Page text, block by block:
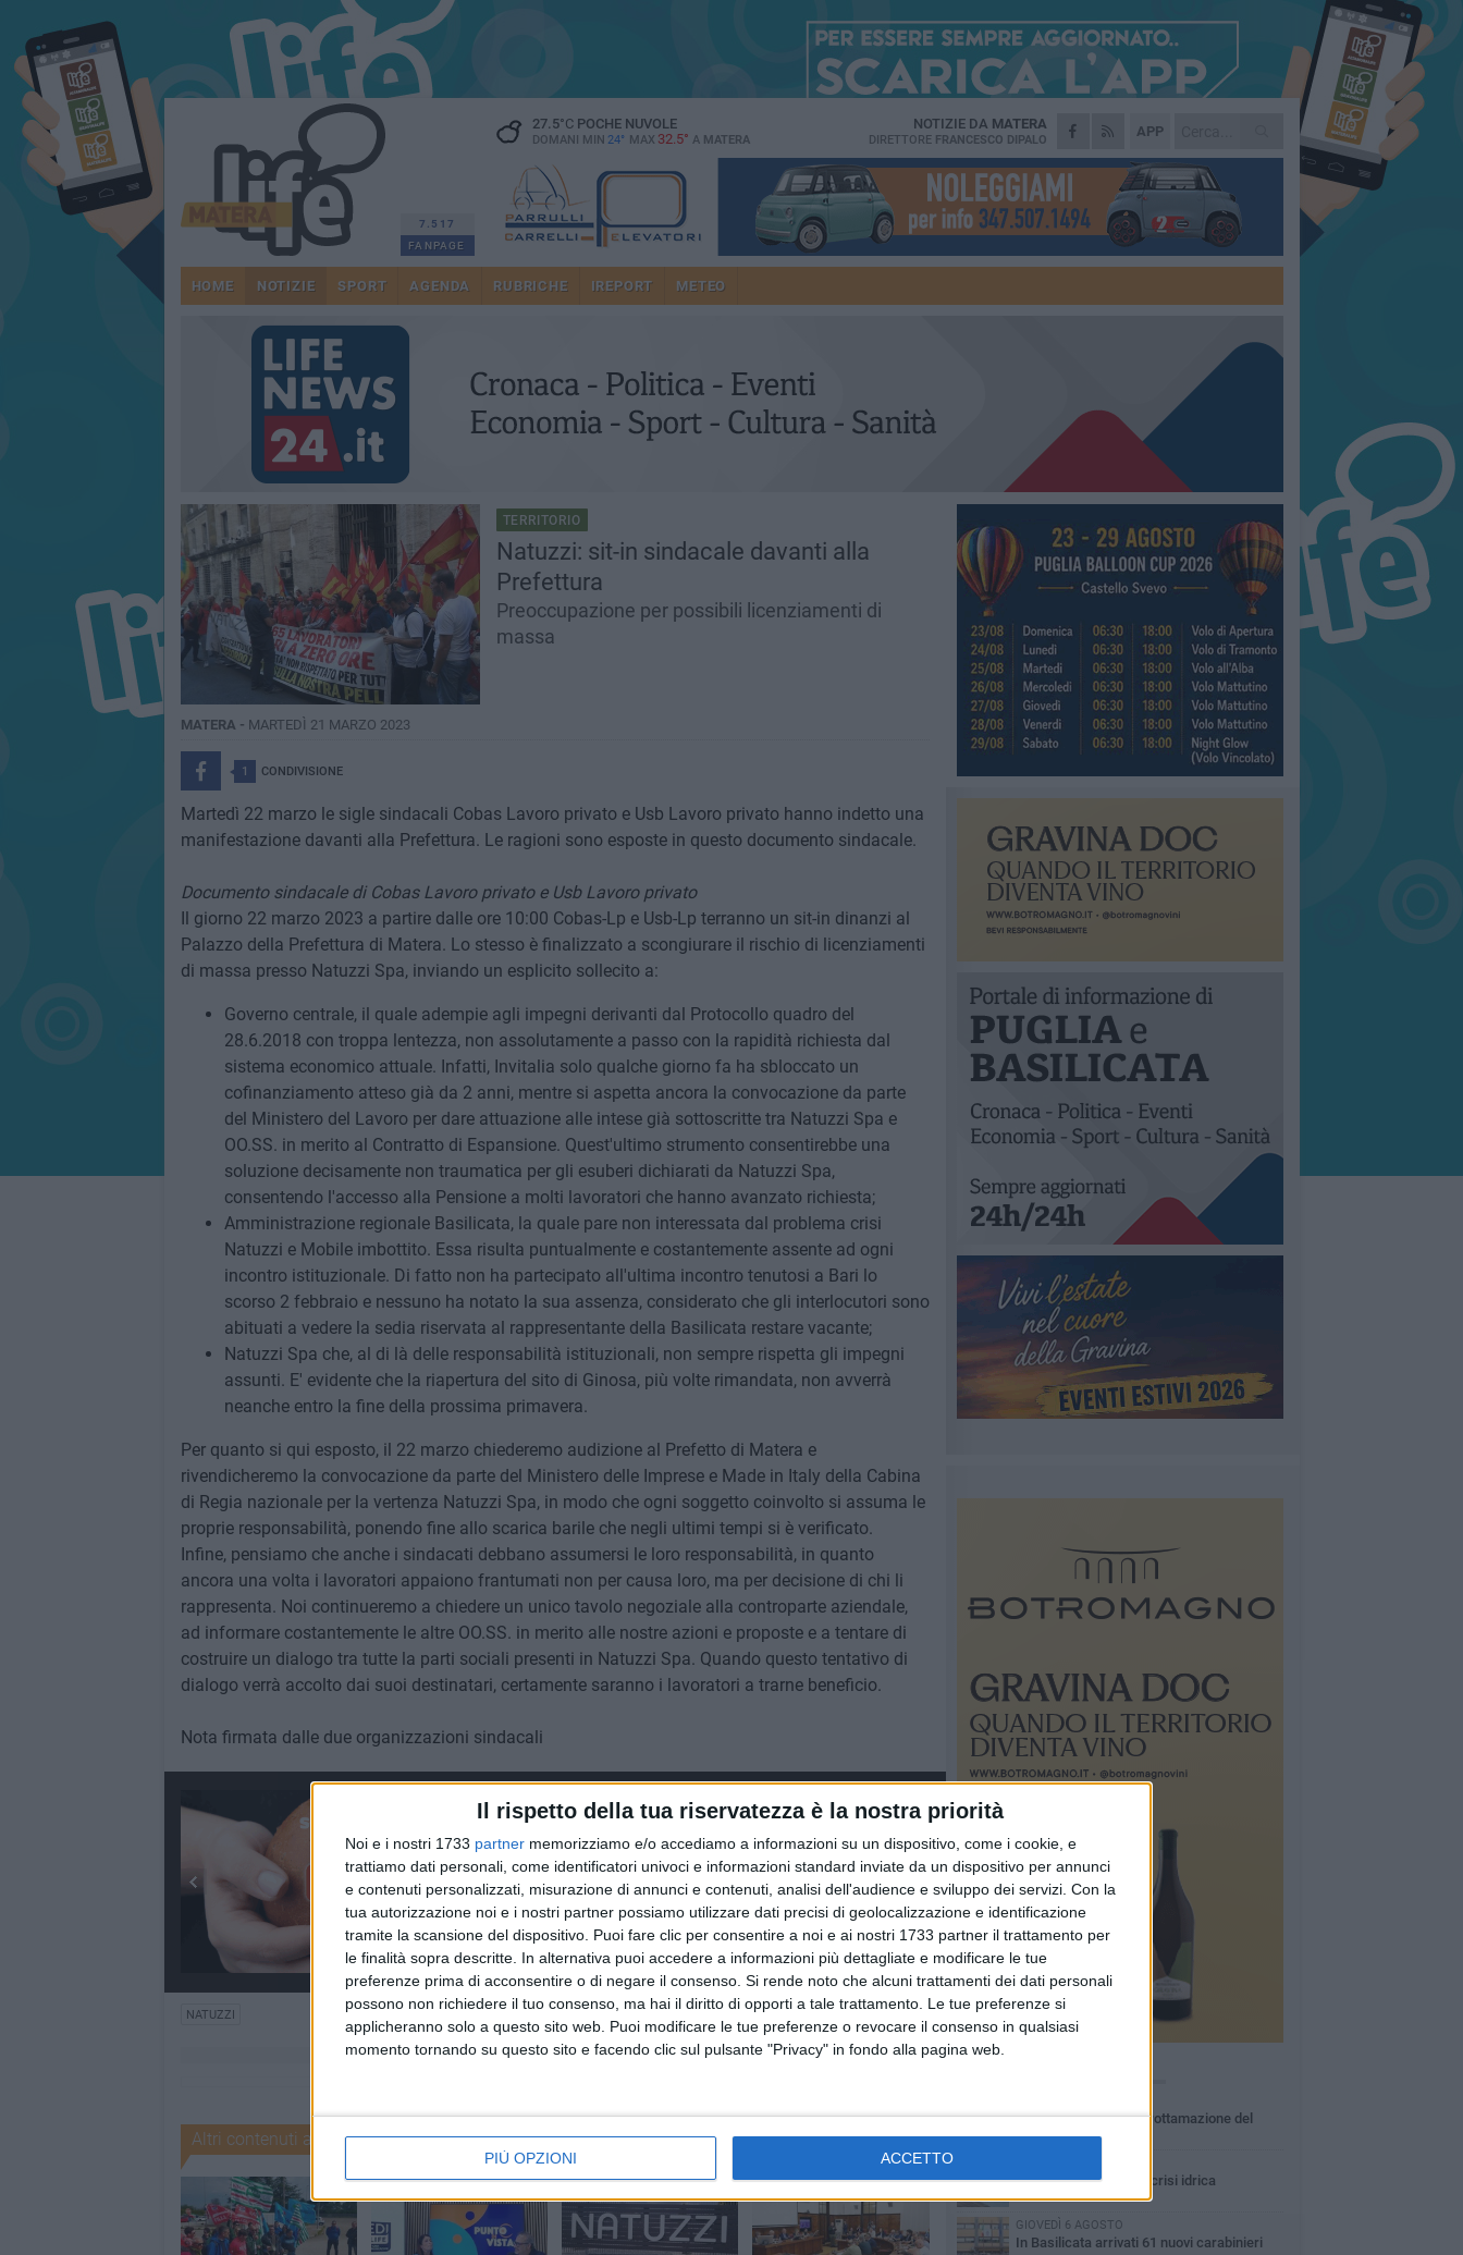
Il rispetto della tua riservatezza è la nostra priorità
Noi e i nostri 1733 partner memorizziamo e/o accediamo a informazioni su un dispositivo, come i cookie, e
trattiamo dati personali, come identificatori univoci e informazioni standard inviate da un dispositivo per annunci
e contenuti personalizzati, misurazione di annunci e contenuti, analisi dell'audience e sviluppo dei servizi. Con la
tua autorizzazione noi e i nostri partner possiamo utilizzare dati precisi di geolocalizzazione e identificazione
tramite la scansione del dispositivo. Puoi fare clic per consentire a noi e ai nostri 1733 partner il trattamento per
le finalità sopra descritte. In alternativa puoi accedere a informazioni più dettagliate e modificare le tue
preferenze prima di acconsentire o di negare il consenso. Si rende noto che alcuni trattamenti dei dati personali
possono non richiedere il tuo consenso, ma hai il diritto di opporti a tale trattamento. Le tue preferenze si
applicheranno solo a questo sito web. Puoi modificare le tue preferenze o revocare il consenso in qualsiasi
momento tornando su questo sito e facendo clic sul pulsante "Privacy" in fondo alla pagina web.
PIÙ OPZIONI ACCETTO
7.517
FANPAGE
27.5°CPOCHE NUVOLE
DOMANI MIN 24° MAX 32.5° A MATERA
APP
NOTIZIE DA MATERA
DIRETTORE FRANCESCO DIPALO
HOME NOTIZIE SPORT AGENDA RUBRICHE IREPORT METEO
TERRITORIO
Natuzzi: sit-in sindacale davanti alla
Prefettura
Preoccupazione per possibili licenziamenti di
massa
MATERA - MARTEDÌ 21 MARZO 2023
1 CONDIVISIONE
Martedì 22 marzo le sigle sindacali Cobas Lavoro privato e Usb Lavoro privato hanno indetto una
manifestazione davanti alla Prefettura. Le ragioni sono esposte in questo documento sindacale.
Documento sindacale di Cobas Lavoro privato e Usb Lavoro privato
Il giorno 22 marzo 2023 a partire dalle ore 10:00 Cobas-Lp e Usb-Lp terranno un sit-in dinanzi al
Palazzo della Prefettura di Matera. Lo stesso è finalizzato a scongiurare il rischio di licenziamenti
di massa presso Natuzzi Spa, inviando un esplicito sollecito a:
Governo centrale, il quale adempie agli impegni derivanti dal Protocollo quadro del
28.6.2018 con troppa lentezza, non assolutamente a passo con la rapidità richiesta dal
sistema economico attuale. Infatti, Invitalia solo qualche giorno fa ha sbloccato un
cofinanziamento atteso già da 2 anni, mentre si aspetta ancora la convocazione da parte
del Ministero del Lavoro per dare attuazione alle intese già sottoscritte tra Natuzzi Spa e
OO.SS. in merito al Contratto di Espansione. Quest'ultimo strumento consentirebbe una
soluzione decisamente non traumatica per gli esuberi dichiarati da Natuzzi Spa,
consentendo l'accesso alla Pensione a molti lavoratori che hanno avanzato richiesta;
Amministrazione regionale Basilicata, la quale pare non interessata dal problema crisi
Natuzzi e Mobile imbottito. Essa risulta puntualmente e costantemente assente ad ogni
incontro istituzionale. Di fatto non ha partecipato all'ultima incontro tenutosi a Bari lo
scorso 2 febbraio e nessuno ha notato la sua assenza, considerato che gli interlocutori sono
abituati a vedere la sedia riservata al rappresentante della Basilicata restare vacante;
Natuzzi Spa che, al di là delle responsabilità istituzionali, non sempre rispetta gli impegni
assunti. E' evidente che la riapertura del sito di Ginosa, più volte rimandata, non avverrà
neanche entro la fine della prossima primavera.
Per quanto si qui esposto, il 22 marzo chiederemo audizione al Prefetto di Matera e
rivendicheremo la convocazione da parte del Ministero delle Imprese e Made in Italy della Cabina
di Regia nazionale per la vertenza Natuzzi Spa, in modo che ogni soggetto coinvolto si assuma le
proprie responsabilità, ponendo fine allo scarica barile che negli ultimi tempi si è verificato.
Infine, pensiamo che anche i sindacati debbano assumersi le loro responsabilità, in quanto
ancora una volta i lavoratori appaiono frantumati non per causa loro, ma per decisione di chi li
rappresenta. Noi continueremo a chiedere un unico tavolo negoziale alla controparte aziendale,
ad informare costantemente le altre OO.SS. in merito alle nostre azioni e proposte e a tentare di
costruire un dialogo tra tutte la parti sociali presenti in Natuzzi Spa. Quando questo tentativo di
dialogo verrà accolto dai suoi destinatari, certamente saranno i lavoratori a trarne beneficio.
Nota firmata dalle due organizzazioni sindacali
NATUZZI
Altri contenuti a tema
Basilicata: approvata rottamazione del
bollo auto
Basilicata: passata la crisi idrica
GIOVEDÌ 6 AGOSTO
In Basilicata arrivati 61 nuovi carabinieri